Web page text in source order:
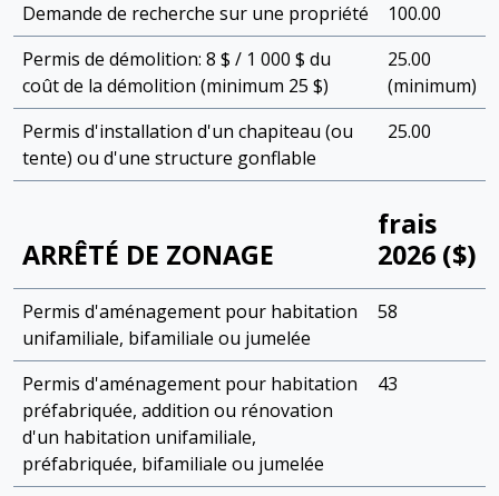
Demande de recherche sur une propriété
100.00
Permis de démolition: 8 $ / 1 000 $ du
coût de la démolition (minimum 25 $)
25.00
(minimum)
Permis d'installation d'un chapiteau (ou
tente) ou d'une structure gonflable
25.00
ARRÊTÉ DE ZONAGE
frais
2026 ($)
Permis d'aménagement pour habitation
unifamiliale, bifamiliale ou jumelée
58
Permis d'aménagement pour habitation
préfabriquée, addition ou rénovation
d'un habitation unifamiliale,
préfabriquée, bifamiliale ou jumelée
43